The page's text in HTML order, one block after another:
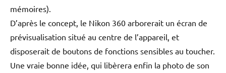
mémoires).
D’après le concept, le Nikon 360 arborerait un écran de
prévisualisation situé au centre de l’appareil, et
disposerait de boutons de fonctions sensibles au toucher.
Une vraie bonne idée, qui libèrera enfin la photo de son